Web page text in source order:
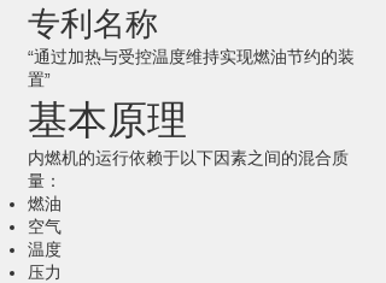
专利名称
“通过加热与受控温度维持实现燃油节约的装
置”
基本原理
内燃机的运行依赖于以下因素之间的混合质
量：
燃油
空气
温度
压力